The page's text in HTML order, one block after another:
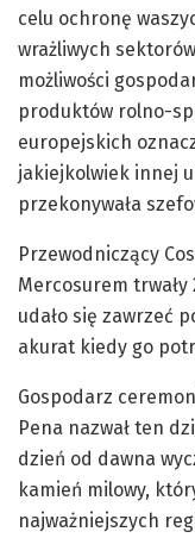
celu ochronę
wrażliwych
możliwości
produktów rolno-
europejskich
jakiejkolwiek innej
przekonywała
Przewodniczący
Mercosurem trwały
udało się zawrzeć
akurat kiedy go
Gospodarz
Pena nazwał ten
dzień od dawna
kamień milowy,
najważniejszych